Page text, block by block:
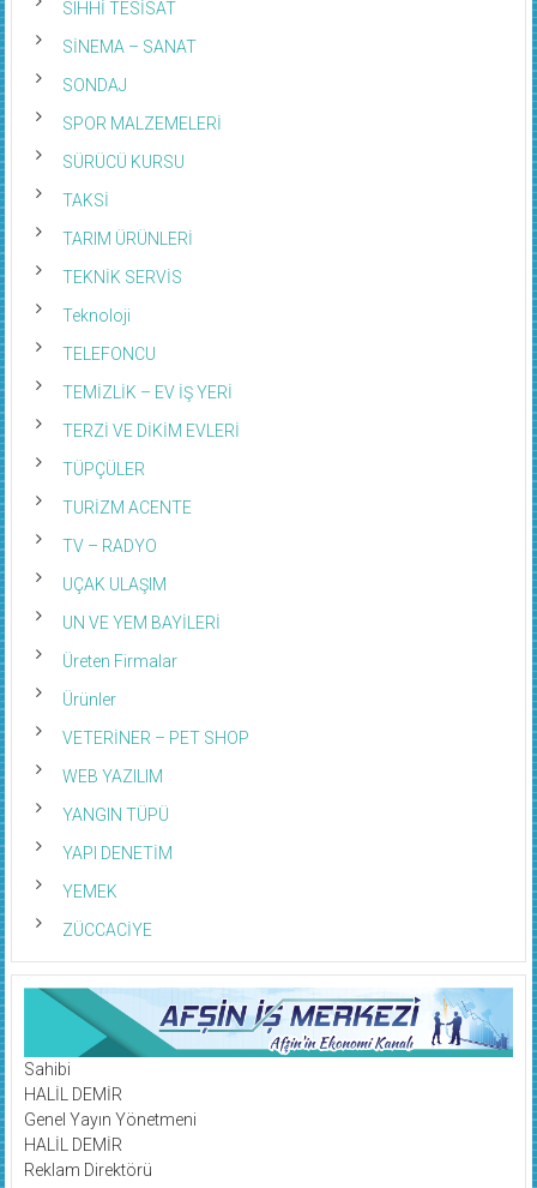
SIHHİ TESİSAT
SİNEMA – SANAT
SONDAJ
SPOR MALZEMELERİ
SÜRÜCÜ KURSU
TAKSİ
TARIM ÜRÜNLERİ
TEKNİK SERVİS
Teknoloji
TELEFONCU
TEMİZLİK – EV İŞ YERİ
TERZİ VE DİKİM EVLERİ
TÜPÇÜLER
TURİZM ACENTE
TV – RADYO
UÇAK ULAŞIM
UN VE YEM BAYİLERİ
Üreten Firmalar
Ürünler
VETERİNER – PET SHOP
WEB YAZILIM
YANGIN TÜPÜ
YAPI DENETİM
YEMEK
ZÜCCACİYE
Sahibi
HALİL DEMİR
Genel Yayın Yönetmeni
HALİL DEMİR
Reklam Direktörü